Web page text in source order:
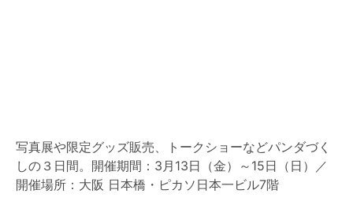
写真展や限定グッズ販売、トークショーなどパンダづく
しの３日間。開催期間：3月13日（金）～15日（日）／
開催場所：大阪 日本橋・ピカソ日本一ビル7階